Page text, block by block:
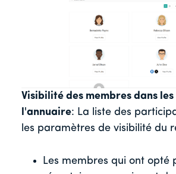
Visibilité des membres dans les
l'annuaire: La liste des
les paramètres de visibilité du
Les membres qui ont opté